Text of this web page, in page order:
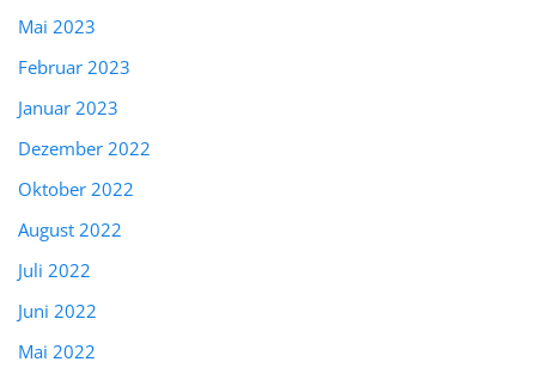
Mai 2023
Februar 2023
Januar 2023
Dezember 2022
Oktober 2022
August 2022
Juli 2022
Juni 2022
Mai 2022